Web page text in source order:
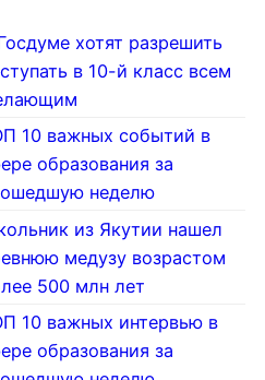
хотят разрешить
в 10-й класс всем
10 важных событий в
образования за
неделю
из Якутии нашел
медузу возрастом
500 млн лет
10 важных интервью в
образования за